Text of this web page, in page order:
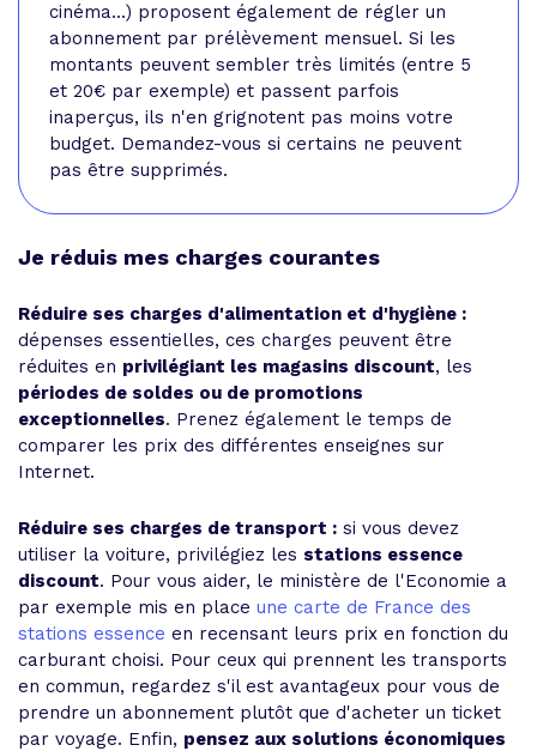
cinéma...) proposent également de régler un
abonnement par prélèvement mensuel. Si les
montants peuvent sembler très limités (entre 5
et 20€ par exemple) et passent parfois
inaperçus, ils n'en grignotent pas moins votre
budget. Demandez-vous si certains ne peuvent
pas être supprimés.
Je réduis mes charges courantes
Réduire ses charges d'alimentation et d'hygiène :
dépenses essentielles, ces charges peuvent être
réduites en privilégiant les magasins discount, les
périodes de soldes ou de promotions
exceptionnelles. Prenez également le temps de
comparer les prix des différentes enseignes sur
Internet.
Réduire ses charges de transport : si vous devez
utiliser la voiture, privilégiez les stations essence
discount. Pour vous aider, le ministère de l'Economie a
par exemple mis en place une carte de France des
stations essence en recensant leurs prix en fonction du
carburant choisi. Pour ceux qui prennent les transports
en commun, regardez s'il est avantageux pour vous de
prendre un abonnement plutôt que d'acheter un ticket
par voyage. Enfin, pensez aux solutions économiques